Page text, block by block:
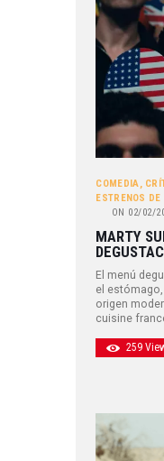
COMEDIA,
ESTRENOS DE
ON 02/02/
MARTY
El menú
el
origen
cuisine
259